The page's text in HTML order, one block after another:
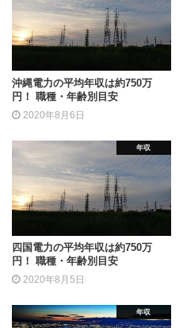
沖縄電力の平均年収は約750万
円！ 職種・年齢別目安
2020年8月6日
年収
四国電力の平均年収は約750万
円！ 職種・年齢別目安
2020年8月5日
年収